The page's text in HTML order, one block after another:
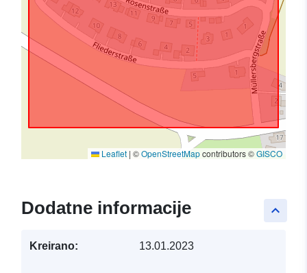
Leaflet | ©OpenStreetMapcontributors ©GISCO
keyboard_arrow_up
Dodatne informacije
Kreirano: 13.01.2023